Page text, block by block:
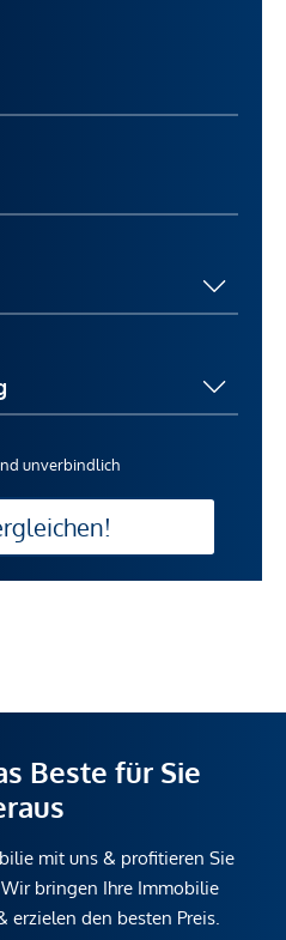
unverbindlich
Beste für Sie
mit uns & profitieren Sie
bringen Ihre Immobilie
erzielen den besten Preis.